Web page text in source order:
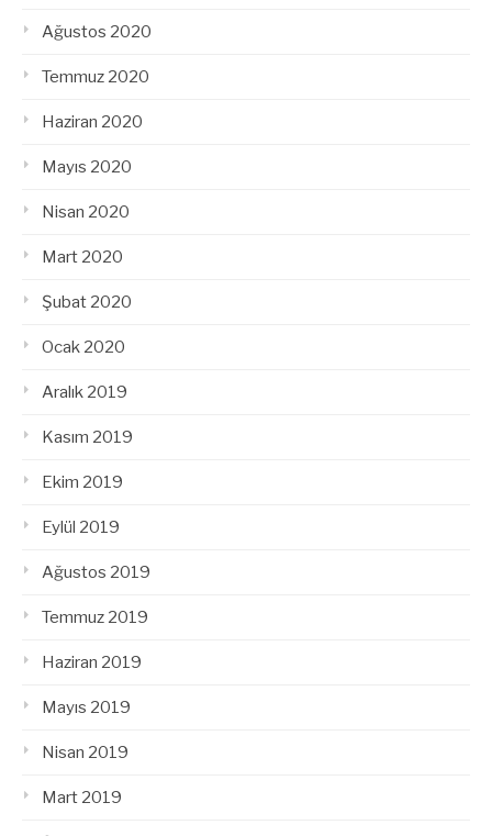
Ağustos 2020
Temmuz 2020
Haziran 2020
Mayıs 2020
Nisan 2020
Mart 2020
Şubat 2020
Ocak 2020
Aralık 2019
Kasım 2019
Ekim 2019
Eylül 2019
Ağustos 2019
Temmuz 2019
Haziran 2019
Mayıs 2019
Nisan 2019
Mart 2019